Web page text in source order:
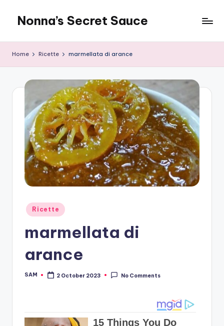
content
Nonna’s Secret Sauce
Home Ricette marmellata di arance
Posted
in
Ricette
marmellata di
arance
Posted
SAM 2 October 2023 No Comments